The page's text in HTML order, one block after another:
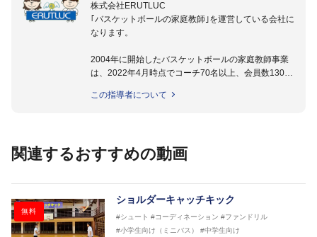
株式会社ERUTLUC
｢バスケットボールの家庭教師｣を運営している会社に
なります。
2004年に開始したバスケットボールの家庭教師事業
は、2022年4月時点でコーチ70名以上、会員数1300
指導実績多数・各地講習会なども担当しており、「は
など多くの書籍・DVDも監修しています。
2016年U12ナショナルキャンプヘッドコーチ
2016年U13ナショナルキャンプヘッドコーチ
2016年男子日本代表サポートコーチ
2017年U12ナショナルキャンプヘッドコーチ
この指導者について
関連するおすすめの動画
無料
ショルダーキャッチキック
#シュート #コーディネーション #ファンドリル
#小学生向け（ミニバス）
#中学生向け